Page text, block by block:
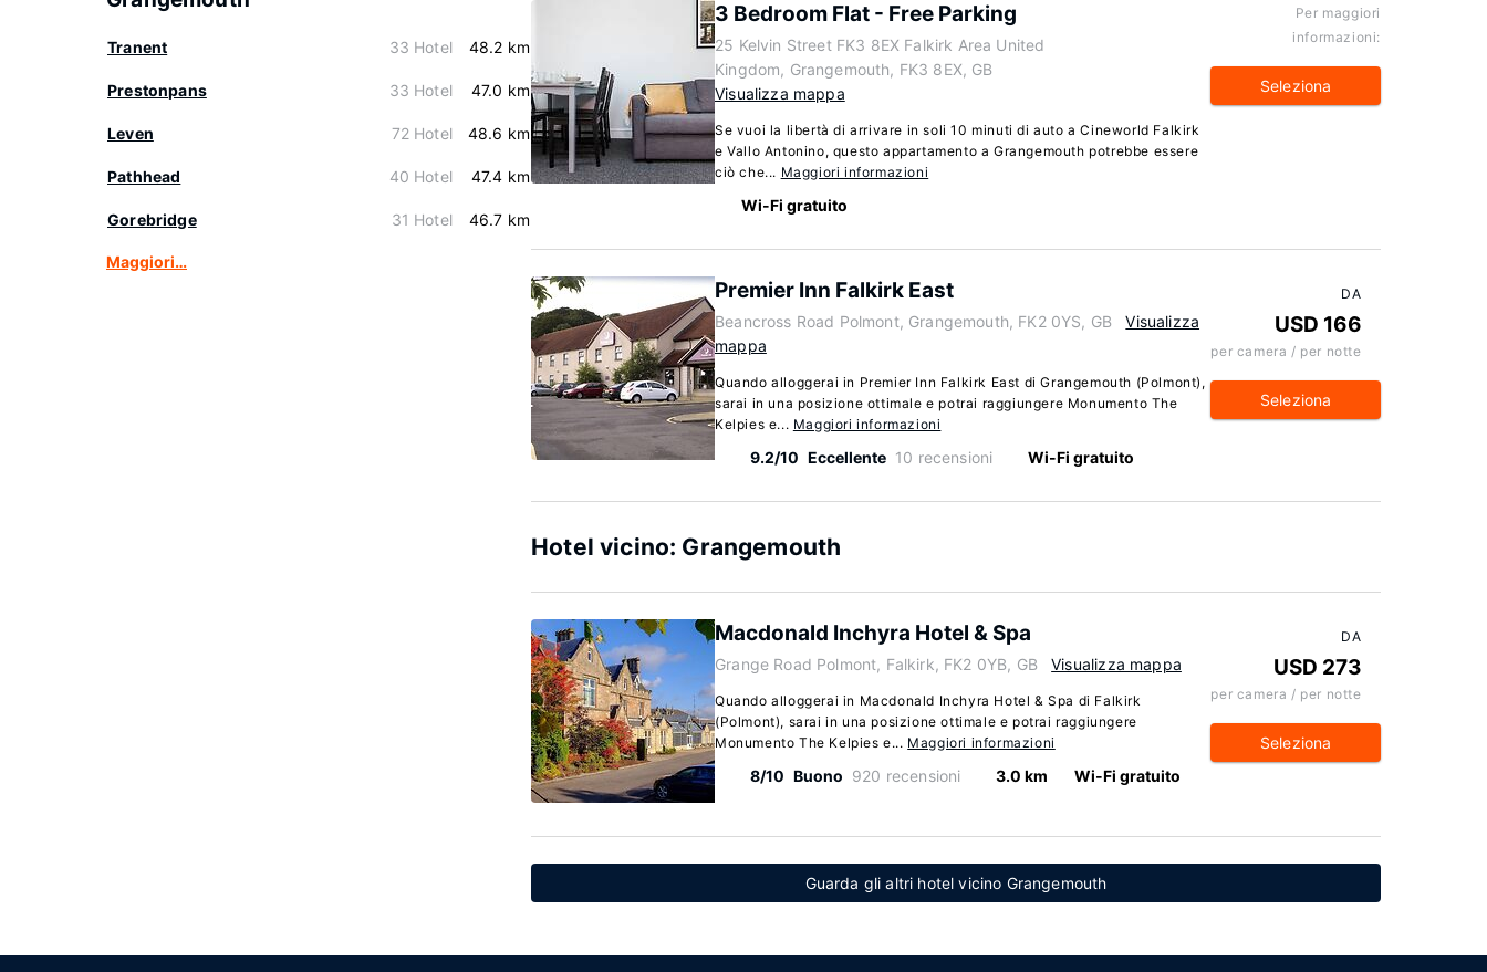
Tranent 33 Hotel 48.2 km
Prestonpans 33 Hotel 47.0 km
Leven 72 Hotel 48.6 km
Pathhead 40 Hotel 47.4 km
Gorebridge 31 Hotel 46.7 km
Maggiori…
3 Bedroom Flat - Free Parking
25 Kelvin Street FK3 8EX Falkirk Area United
Kingdom, Grangemouth, FK3 8EX, GB
Visualizza mappa
Se vuoi la libertà di arrivare in soli 10 minuti di auto a Cineworld Falkirk
e Vallo Antonino, questo appartamento a Grangemouth potrebbe essere
ciò che... Maggiori informazioni
Wi-Fi gratuito
Per maggiori
informazioni:
Seleziona
Premier Inn Falkirk East
Beancross Road Polmont, Grangemouth, FK2 0YS, GB
Visualizza
mappa
Quando alloggerai in Premier Inn Falkirk East di Grangemouth (Polmont),
sarai in una posizione ottimale e potrai raggiungere Monumento The
Kelpies e... Maggiori informazioni
9.2/10 Eccellente 10 recensioni Wi-Fi gratuito
DA
USD 166
per camera / per notte
Seleziona
Hotel vicino: Grangemouth
Macdonald Inchyra Hotel & Spa
Grange Road Polmont, Falkirk, FK2 0YB, GB Visualizza mappa
Quando alloggerai in Macdonald Inchyra Hotel & Spa di Falkirk
(Polmont), sarai in una posizione ottimale e potrai raggiungere
Monumento The Kelpies e... Maggiori informazioni
8/10 Buono 920 recensioni 3.0 km Wi-Fi gratuito
DA
USD 273
per camera / per notte
Seleziona
Guarda gli altri hotel vicino Grangemouth